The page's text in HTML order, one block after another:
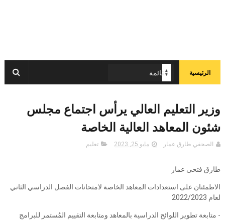
الرئيسية
وزير التعليم العالي يرأس اجتماع مجلس
شئون المعاهد العالية الخاصة
الصحفي طارق عمار مايو 25, 2023 تعليم
طارق فتحى عمار
الاطمئنان على استعدادات المعاهد الخاصة لامتحانات الفصل الدراسي الثاني
لعام 2022/2023
- متابعة تطوير اللوائح الدراسية بالمعاهد ومتابعة التقييم المُستمر للبرامج